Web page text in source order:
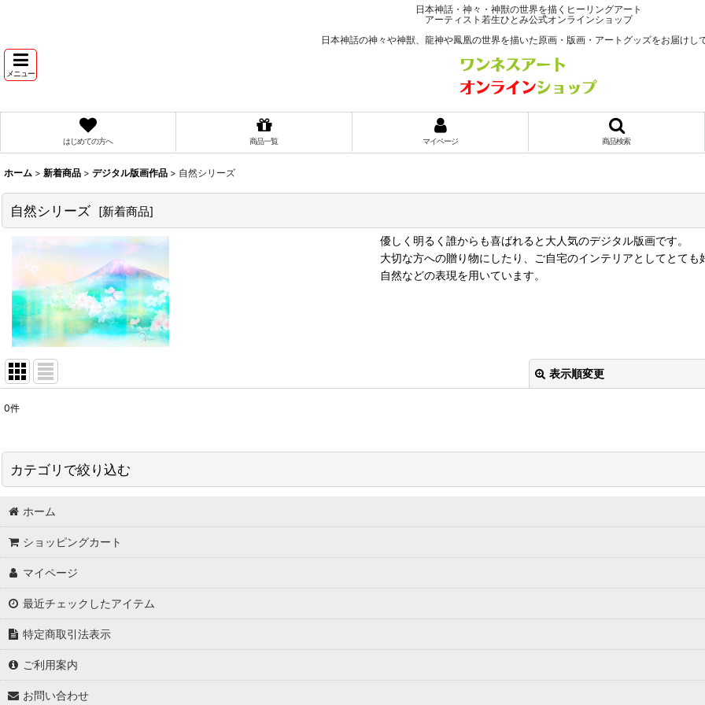
日本神話・神々・神獣の世界を描くヒーリングアート
アーティスト若生ひとみ公式オンラインショップ
日本神話の神々や神獣、龍神や鳳凰の世界を描いた原画・版画・アートグッズをお届けし
メニュー
はじめての方へ 商品一覧 マイページ 商品検索
ホーム > 新着商品 > デジタル版画作品 > 自然シリーズ
自然シリーズ [新着商品]
優しく明るく誰からも喜ばれると大人気のデジタル版画です。
大切な方への贈り物にしたり、ご自宅のインテリアとしてとても
自然などの表現を用いています。
表示順変更
並び順:
0件
カテゴリで絞り込む
花シリーズ
ホーム
ショッピングカート
マイページ
最近チェックしたアイテム
特定商取引法表示
ご利用案内
お問い合わせ